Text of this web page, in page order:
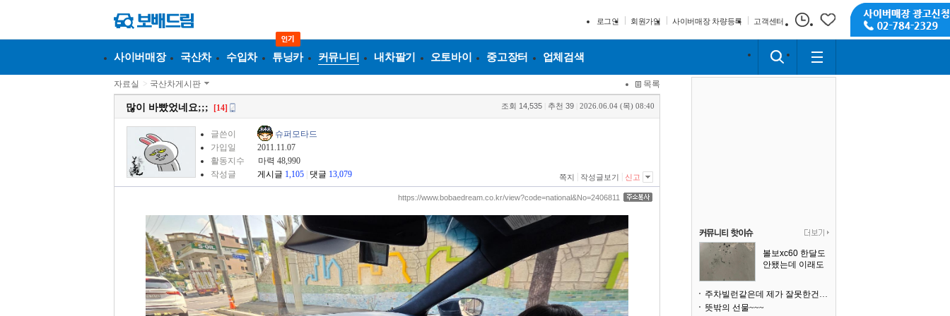
로그인 회원가입 사이버매장 차량등록 고객센터
사이버매장 국산차 수입차 튜닝카 커뮤니티 내차팔기 오토바이 중고장터 업체검색
자료실 > 국산차게시판 목록
많이 바빴었네요;;; [14] 조회 14,535 추천 39 2026.06.04 (목) 08:40
글쓴이
슈퍼모타드
가입일
2011.11.07
활동지수
마력 48,990
작성글
게시글 1,105 댓글 13,079 쪽지 작성글보기 신고
https://www.bobaedream.co.kr/view?code=national&No=2406811
볼보xc60 한달도
안됐는데 이래도
주차빌런같은데 제가 잘못한건가요
뜻밖의 선물~~~